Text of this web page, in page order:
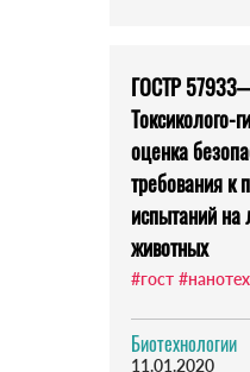
ГОСТР
Токсиколого-
оценка
требования к
испытаний на
животных
#гост
Биотехнологии
11.01.2020